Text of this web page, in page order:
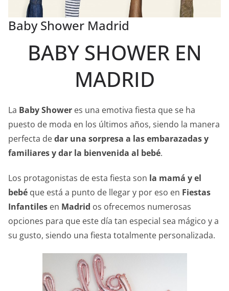
Baby Shower Madrid
BABY SHOWER EN
MADRID
La Baby Shower es una emotiva fiesta que se ha
puesto de moda en los últimos años, siendo la manera
perfecta dedar una sorpresa a las embarazadas y
familiares y dar la bienvenida al bebé.
Los protagonistas de esta fiesta son la mamá y el
bebé que está a punto de llegar y por eso en Fiestas
Infantiles en Madrid os ofrecemos numerosas
opciones para que este día tan especial sea mágico y a
su gusto, siendo una fiesta totalmente personalizada.